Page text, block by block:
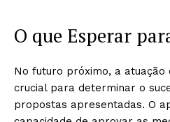
O que Esperar
No futuro próximo, a atuação
crucial para determinar o
propostas apresentadas. O